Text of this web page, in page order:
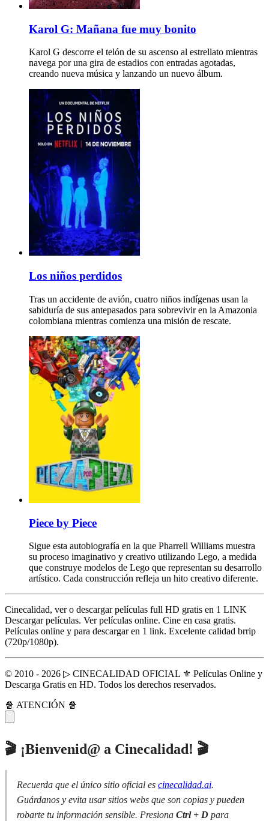
Karol G: Mañana fue muy bonito
Karol G descorre el telón de su ascenso al estrellato mientras
navega por una gira de estadios con entradas agotadas,
creando nueva música y lanzando un nuevo álbum.
Los niños perdidos
Tras un accidente de avión, cuatro niños indígenas usan la
sabiduría de sus antepasados para sobrevivir en la Amazonia
colombiana mientras comienza una misión de rescate.
Piece by Piece
Sigue esta autobiografía en la que Pharrell Williams muestra
su proceso imaginativo y creativo utilizando Lego, a medida
que construye modelos de Lego que representan su desarrollo
artístico. Cada construcción refleja un hito creativo diferente.
Cinecalidad, ver o descargar películas full HD gratis en 1 LINK
Descargar películas. Ver películas online. Cine en casa gratis.
Películas online y para descargar en 1 link. Excelente calidad brrip
(720p/1080p).
© 2010 - 2026 ▷ CINECALIDAD OFICIAL ⚜️ Películas Online y
Descarga Gratis en HD. Todos los derechos reservados.
🍿 ATENCIÓN 🍿
🎬 ¡Bienvenid@ a Cinecalidad! 🎬
Recuerda que el único sitio oficial es cinecalidad.ai.
Guárdanos y evita usar sitios webs que son copias y pueden
robarte tu información sensible. Presiona Ctrl + D para